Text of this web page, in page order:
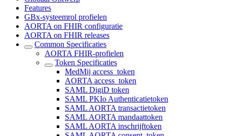
Features
GBx-systeemrol profielen
AORTA on FHIR configuratie
AORTA on FHIR releases
Common Specificaties
AORTA FHIR-profielen
Token Specificaties
MedMij access_token
AORTA access_token
SAML DigiD token
SAML PKIo Authenticatietoken
SAML AORTA transactietoken
SAML AORTA mandaattoken
SAML AORTA inschrijftoken